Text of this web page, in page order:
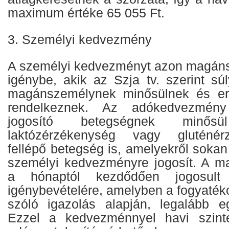
maximum értéke 65 055 Ft.
3. Személyi kedvezmény
A személyi kedvezményt azon
igénybe, akik az Szja tv. szerint
magánszemélynek minősülnek és
rendelkeznek. Az
jogosító betegségnek
laktózérzékenység vagy
fellépő betegség is, amelyekről
személyi kedvezményre jogosít. A
a hónaptól kezdődően
igénybevételére, amelyben a
szóló igazolás alapján, legalább
Ezzel a kedvezménnyel havi